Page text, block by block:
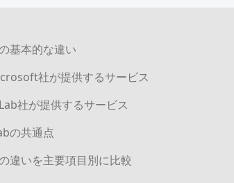
基本的な違い
社が提供するサービス
社が提供するサービス
の共通点
違いを主要項目別に比較